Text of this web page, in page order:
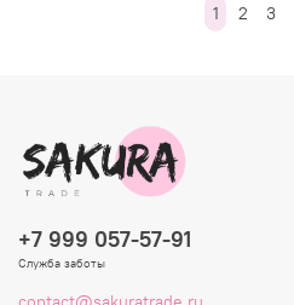
1 2 3
+7 999 057-57-91
Служба заботы